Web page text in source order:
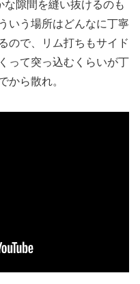
隙間を縫い抜けるのも
いう場所はどんなに丁寧
ので、リム打ちもサイド
って突っ込むくらいが丁
から散れ。